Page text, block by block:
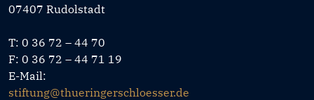
07407 Rudolstadt
T: 0 36 72 – 44 70
F: 0 36 72 – 44 71 19
E-Mail:
stiftung@thueringerschloesser.de